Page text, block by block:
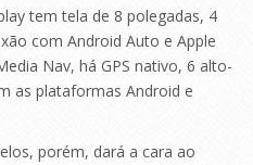
tem tela de 8 polegadas, 4
com Android Auto e Apple
Nav, há GPS nativo, 6 alto-
as plataformas Android e
porém, dará a cara ao